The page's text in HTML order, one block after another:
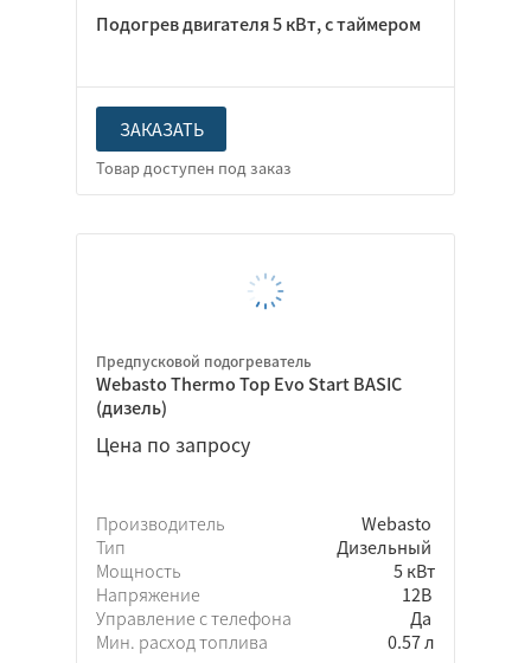
Подогрев двигателя 5 кВт, с таймером
ЗАКАЗАТЬ
Предпусковой подогреватель
Webasto Thermo Top Evo Start BASIC
(дизель)
Цена по запросу
Производитель
Webasto
Тип
Дизельный
Мощность
5 кВт
Напряжение
12В
Управление с телефона
Да
Мин. расход топлива
0.57 л